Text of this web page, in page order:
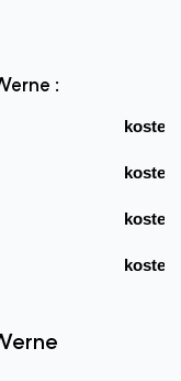
:
kostet
kostet
kostet
kostet